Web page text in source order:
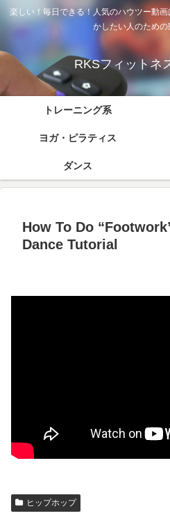
楽しい！毎日できる！人気のハウツー動
かしたい人のための
RKSフィットネ
トレーニング系
ヨガ・ピラティス
ダンス
How To Do
Dance Tutorial
ヒップホップ